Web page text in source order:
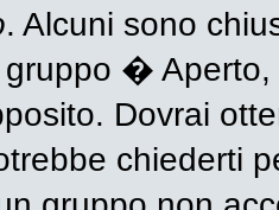
. Alcuni sono
�
Dovrai
chiederti